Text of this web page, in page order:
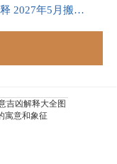
2027年5月搬家吉日的详细解释 2027年5月搬家吉日吉时查询